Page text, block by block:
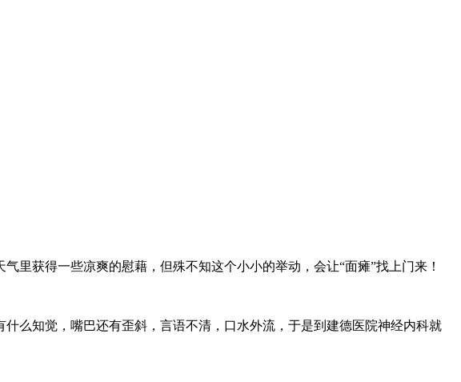
里获得一些凉爽的慰藉，但殊不知这个小小的举动，会让“面瘫”找上门来！
么知觉，嘴巴还有歪斜，言语不清，口水外流，于是到建德医院神经内科就